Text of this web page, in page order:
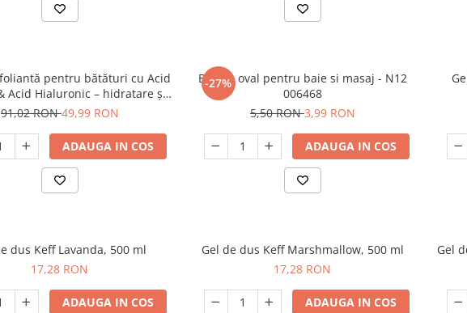
pentru bătături cu Acid
Acid Hialuronic – hidratare și
netezire intensă
91,02 RON49,99 RON
ADAUGA IN COS
-27%
Burete oval pentru baie si masaj - N12
006468
5,50 RON3,99 RON
ADAUGA IN COS
dus Keff Lavanda, 500 ml
17,28 RON
ADAUGA IN COS
Gel de dus Keff Marshmallow, 500 ml
17,28 RON
ADAUGA IN COS
Gel